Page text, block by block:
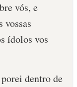
vós, e
vossas
ídolos vos
dentro de